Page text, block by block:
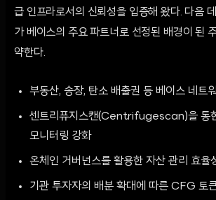
급 인프라로서의 신뢰성을 입증해 왔다. 다음
가 베이스의 주요 파트너로 선정된 배경이 된
약한다.
부동산, 송장, 탄소 배출권 등 베이스 네트
센트리퓨지스캔(Centrifugescan)을 통
모니터링 강화
온체인 거버넌스를 활용한 자산 관리 효율
기관 투자자의 배분 확대에 따른 CFG 토